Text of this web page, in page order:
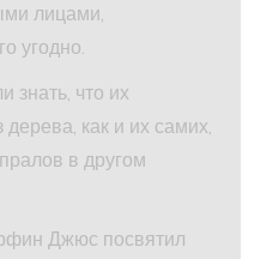
лицами,
угодно.
что их
как и их самих,
в другом
Джюс посвятил